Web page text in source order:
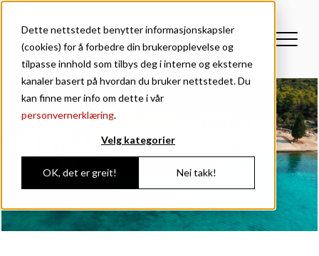
Dette nettstedet benytter informasjonskapsler
(cookies) for å forbedre din brukeropplevelse og
tilpasse innhold som tilbys deg i interne og eksterne
kanaler basert på hvordan du bruker nettstedet. Du
kan finne mer info om dette i vår
personvernerklæring.
Velg kategorier
OK, det er greit! Nei takk!